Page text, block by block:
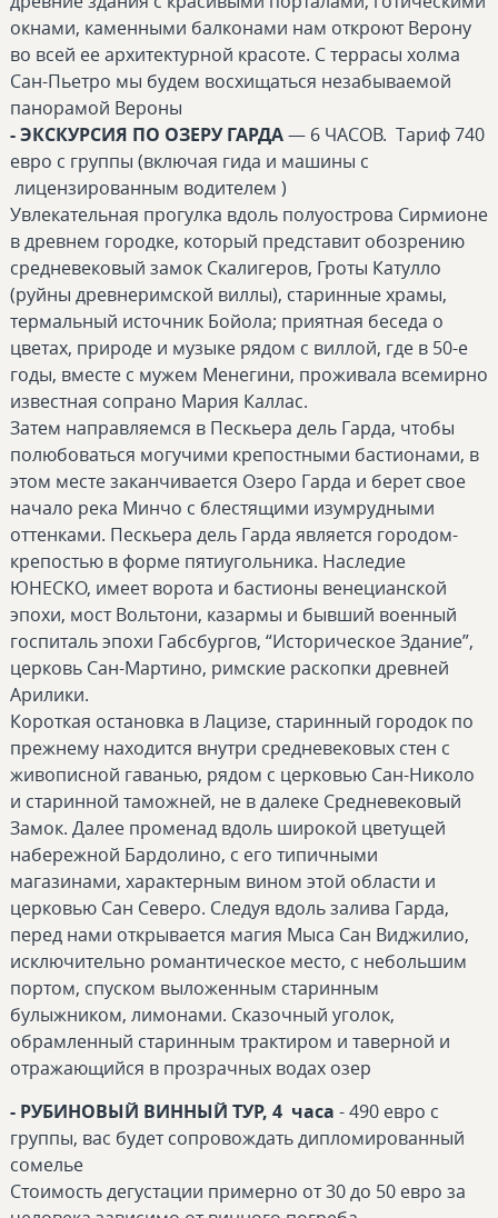
окнами, каменными балконами нам откроют Верону
во всей ее архитектурной красоте. С террасы холма
Сан-Пьетро мы будем восхищаться незабываемой
панорамой Вероны
- ЭКСКУРСИЯ ПО ОЗЕРУ ГАРДА— 6 ЧАСОВ. Тариф 740
евро с группы (включая гида и машины с
лицензированным водителем )
Увлекательная прогулка вдоль полуострова Сирмионе
в древнем городке, который представит обозрению
средневековый замок Скалигеров, Гроты Катулло
(руйны древнеримской виллы), старинные храмы,
термальный источник Бойола; приятная беседа о
цветах, природе и музыке рядом с виллой, где в 50-е
годы, вместе с мужем Менегини, проживала всемирно
известная сопрано Мария Каллас.
Затем направляемся в Пескьера дель Гарда, чтобы
полюбоваться могучими крепостными бастионами, в
этом месте заканчивается Озеро Гарда и берет свое
начало река Минчо с блестящими изумрудными
оттенками. Пескьера дель Гарда является городом-
крепостью в форме пятиугольника. Наследие
ЮНЕСКО, имеет ворота и бастионы венецианской
эпохи, мост Вольтони, казармы и бывший военный
госпиталь эпохи Габсбургов, “Историческое Здание”,
церковь Сан-Мартино, римские раскопки древней
Арилики.
Короткая остановка в Лацизе, старинный городок по
прежнему находится внутри средневековых стен с
живописной гаванью, рядом с церковью Сан-Николо
и старинной таможней, не в далеке Средневековый
Замок. Далее променад вдоль широкой цветущей
набережной Бардолино, с его типичными
магазинами, характерным вином этой области и
церковью Сан Северо. Следуя вдоль залива Гарда,
перед нами открывается магия Мыса Сан Виджилио,
исключительно романтическое место, с небольшим
портом, спуском выложенным старинным
булыжником, лимонами. Сказочный уголок,
обрамленный старинным трактиром и таверной и
отражающийся в прозрачных водах озер
- РУБИНОВЫЙ ВИННЫЙ ТУР, 4 часа - 490 евро с
группы, вас будет сопровождать дипломированный
сомелье
Стоимость дегустации примерно от 30 до 50 евро за